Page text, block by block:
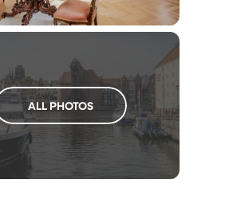
ALL PHOTOS